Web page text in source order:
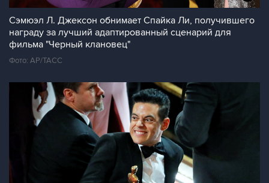
Сэмюэл Л. Джексон обнимает Спайка Ли, получившего
награду за лучший адаптированный сценарий для
фильма "Черный клановец"
Фото: AP/ТАСС